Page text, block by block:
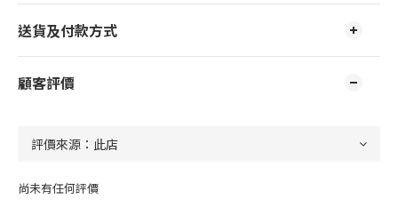
送貨及付款方式
顧客評價
尚未有任何評價